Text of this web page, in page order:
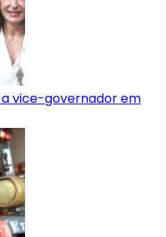
vice-governador em